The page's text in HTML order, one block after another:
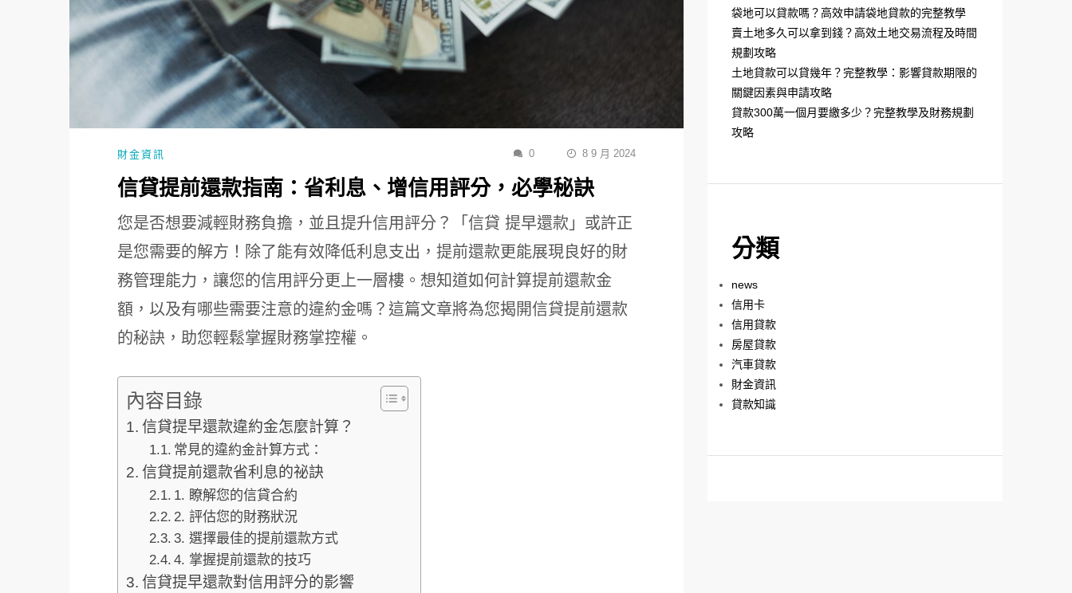
財金資訊 0 8 9 月 2024
信貸提前還款指南：省利息、增信用評分，必學秘訣
您是否想要減輕財務負擔，並且提升信用評分？「信貸 提早還款」或許正
是您需要的解方！除了能有效降低利息支出，提前還款更能展現良好的財
務管理能力，讓您的信用評分更上一層樓。想知道如何計算提前還款金
額，以及有哪些需要注意的違約金嗎？這篇文章將為您揭開信貸提前還款
的秘訣，助您輕鬆掌握財務掌控權。
內容目錄
信貸提早還款違約金怎麼計算？
常見的違約金計算方式：
信貸提前還款省利息的祕訣
1. 瞭解您的信貸合約
2. 評估您的財務狀況
3. 選擇最佳的提前還款方式
4. 掌握提前還款的技巧
信貸提早還款對信用評分的影響
袋地可以貸款嗎？高效申請袋地貸款的完整教學
賣土地多久可以拿到錢？高效土地交易流程及時間
規劃攻略
土地貸款可以貸幾年？完整教學：影響貸款期限的
關鍵因素與申請攻略
貸款300萬一個月要繳多少？完整教學及財務規劃
攻略
分類
news
信用卡
信用貸款
房屋貸款
汽車貸款
財金資訊
貸款知識